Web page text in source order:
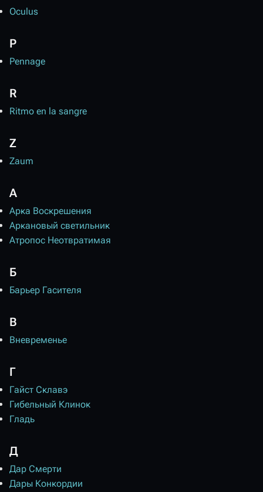
Oculus
P
Pennage
R
Ritmo en la sangre
Z
Zaum
А
Арка Воскрешения
Аркановый светильник
Атропос Неотвратимая
Б
Барьер Гасителя
В
Вневременье
Г
Гайст Склавэ
Гибельный Клинок
Гладь
Д
Дар Смерти
Дары Конкордии